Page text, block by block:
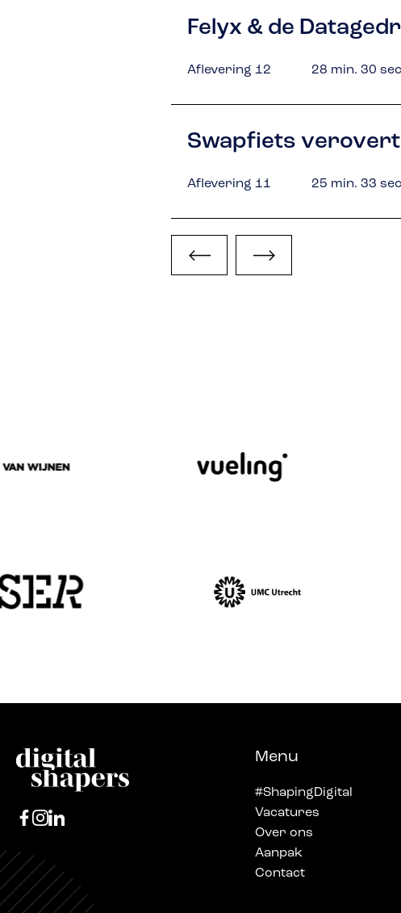
Felyx & de
Aflevering 12 28 min. 30 sec
Swapfiets
Aflevering 11 25 min. 33 sec
Menu
#ShapingDigital
Vacatures
Over ons
Aanpak
Contact